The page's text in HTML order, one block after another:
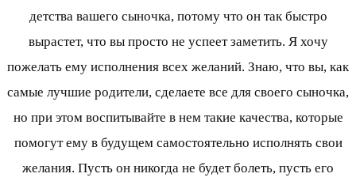
детства вашего сыночка, потому что он так быстро
вырастет, что вы просто не успеет заметить. Я хочу
пожелать ему исполнения всех желаний. Знаю, что вы, как
самые лучшие родители, сделаете все для своего сыночка,
но при этом воспитывайте в нем такие качества, которые
помогут ему в будущем самостоятельно исполнять свои
желания. Пусть он никогда не будет болеть, пусть его